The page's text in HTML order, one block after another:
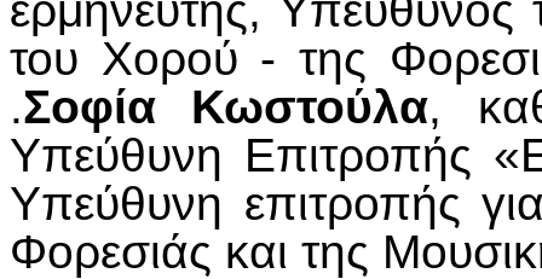
του Χορού - της
.Σοφία Κωστούλα,
Υπεύθυνη Επιτροπής
Υπεύθυνη επιτροπής
Φορεσιάς και της